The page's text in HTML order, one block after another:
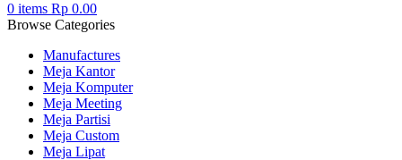
0 items Rp 0.00
Browse Categories
Manufactures
Meja Kantor
Meja Komputer
Meja Meeting
Meja Partisi
Meja Custom
Meja Lipat